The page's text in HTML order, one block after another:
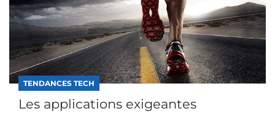
TENDANCES TECH
Les applications exigeantes